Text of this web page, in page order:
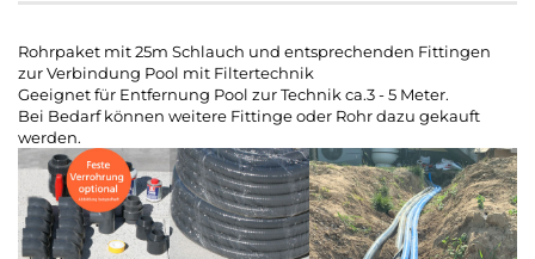
Rohrpaket mit 25m Schlauch und entsprechenden Fittingen
zur Verbindung Pool mit Filtertechnik
Geeignet für Entfernung Pool zur Technik ca.3 - 5 Meter.
Bei Bedarf können weitere Fittinge oder Rohr dazu gekauft
werden.